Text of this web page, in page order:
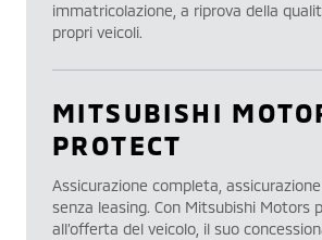
immatricolazione, a riprova della
propri veicoli.
MITSUBISHI
PROTECT
Assicurazione completa,
senza leasing. Con Mitsubishi Motors
all’offerta del veicolo, il suo